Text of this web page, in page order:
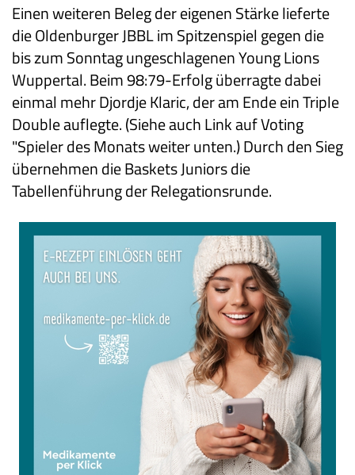
Einen weiteren Beleg der eigenen Stärke lieferte
die Oldenburger JBBL im Spitzenspiel gegen die
bis zum Sonntag ungeschlagenen Young Lions
Wuppertal. Beim 98:79-Erfolg überragte dabei
einmal mehr Djordje Klaric, der am Ende ein Triple
Double auflegte. (Siehe auch Link auf Voting
"Spieler des Monats weiter unten.) Durch den Sieg
übernehmen die Baskets Juniors die
Tabellenführung der Relegationsrunde.